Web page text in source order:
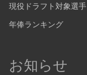
現役ドラフト対象選手
年俸ランキング
お知らせ